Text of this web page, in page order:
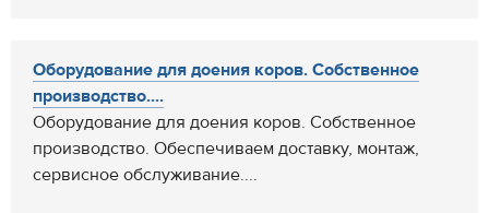
Оборудование для доения коров. Собственное
производство....
Оборудование для доения коров. Собственное
производство. Обеспечиваем доставку, монтаж,
сервисное обслуживание....